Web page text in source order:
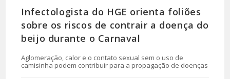
Infectologista do HGE orienta foliões
sobre os riscos de contrair a doença do
beijo durante o Carnaval
Aglomeração, calor e o contato sexual sem o uso de
camisinha podem contribuir para a propagação de doenças